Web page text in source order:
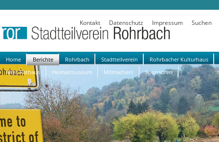
Kontakt Datenschutz Impressum Suchen
Navigation
überspringen
Home Berichte Rohrbach Stadtteilverein
Rohrbacher Kulturhaus
Altes Rathaus
Heimatmuseum Mitmachen! Sponsoren